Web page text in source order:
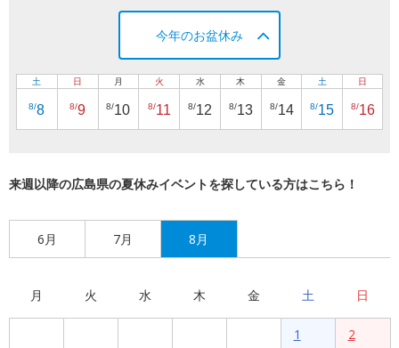
今年のお盆休み
土
8/8
日
8/9
月
8/10
火
8/11
水
8/12
木
8/13
金
8/14
土
8/15
日
8/16
来週以降の広島県の夏休みイベントを探している方はこちら！
6月 7月 8月
月 火 水 木 金 土 日
1 2